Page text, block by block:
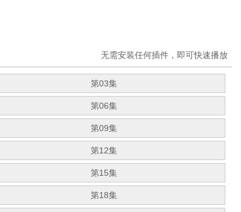
无需安装任何插件，即可快速播放
第03集
第06集
第09集
第12集
第15集
第18集